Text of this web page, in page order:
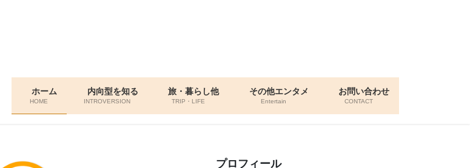
ホーム
HOME
内向型を知る
INTROVERSION
旅・暮らし他
TRIP・LIFE
その他エンタメ
Entertain
お問い合わせ
CONTACT
プロフィール